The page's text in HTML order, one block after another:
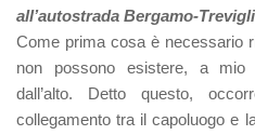
all’autostrada Bergamo-
Come prima cosa è necessario
non possono esistere, a mio
dall’alto. Detto questo,
collegamento tra il capoluogo e